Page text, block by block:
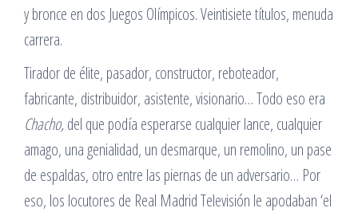
y bronce en dos Juegos Olímpicos. Veintisiete títulos, menuda
carrera.
Tirador de élite, pasador, constructor, reboteador,
fabricante, distribuidor, asistente, visionario… Todo eso era
Chacho,del que podía esperarse cualquier lance, cualquier
amago, una genialidad, un desmarque, un remolino, un pase
de espaldas, otro entre las piernas de un adversario… Por
eso, los locutores de Real Madrid Televisión le apodaban ‘el